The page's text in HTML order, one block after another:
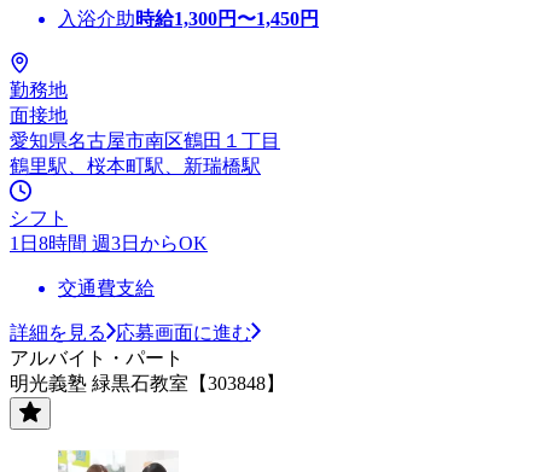
入浴介助時給1,300円〜1,450円
勤務地
面接地
愛知県名古屋市南区鶴田１丁目
鶴里駅、桜本町駅、新瑞橋駅
シフト
1日8時間 週3日からOK
交通費支給
詳細を見る
応募画面に進む
アルバイト・パート
明光義塾 緑黒石教室【303848】